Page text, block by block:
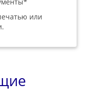
или